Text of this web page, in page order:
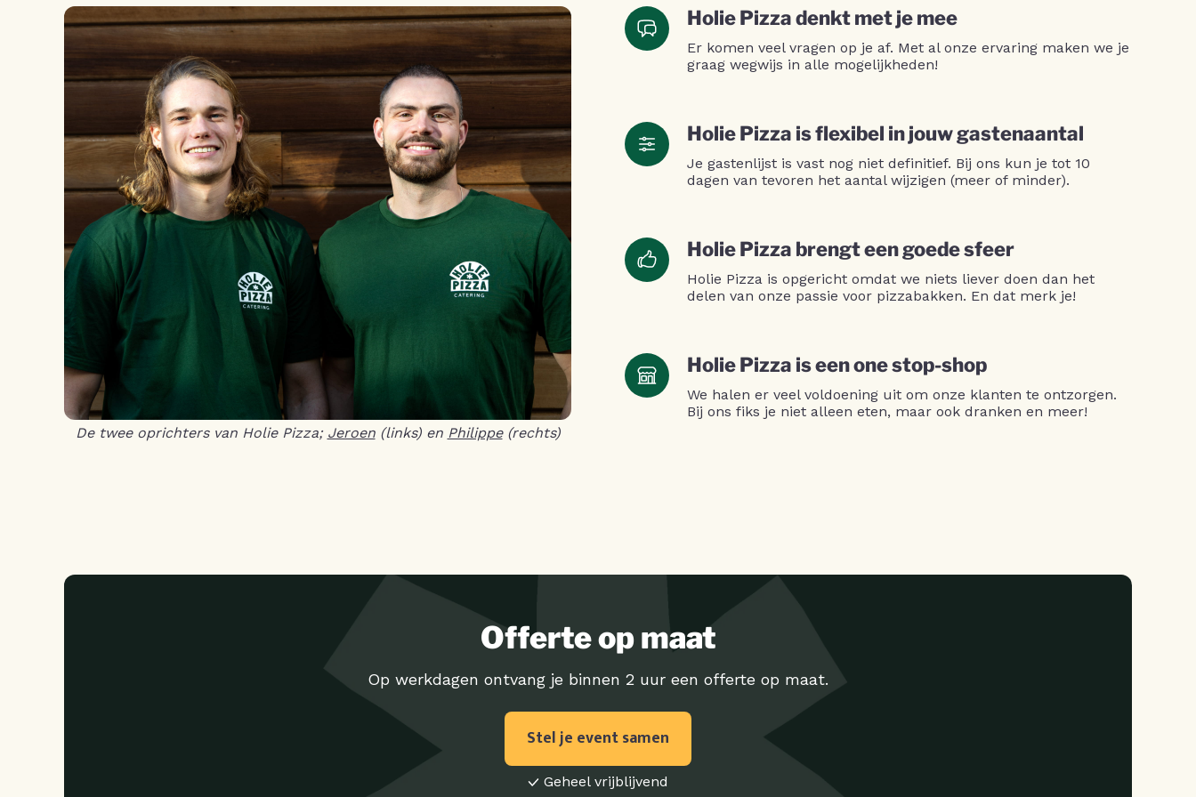
Holie Pizza denkt met je mee
Er komen veel vragen op je af. Met al onze ervaring maken we je
graag wegwijs in alle mogelijkheden!
Holie Pizza is flexibel in jouw gastenaantal
Je gastenlijst is vast nog niet definitief. Bij ons kun je tot 10
dagen van tevoren het aantal wijzigen (meer of minder).
Holie Pizza brengt een goede sfeer
Holie Pizza is opgericht omdat we niets liever doen dan het
delen van onze passie voor pizzabakken. En dat merk je!
Holie Pizza is een one stop-shop
We halen er veel voldoening uit om onze klanten te ontzorgen.
Bij ons fiks je niet alleen eten, maar ook dranken en meer!
De twee oprichters van Holie Pizza; Jeroen(links) en Philippe(rechts)
Offerte op maat
Op werkdagen ontvang je binnen 2 uur een offerte op maat.
Stel je event samen
Geheel vrijblijvend